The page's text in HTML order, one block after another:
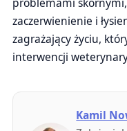
zaczerwienienie i
zagrażający życiu,
interwencji
Kamil